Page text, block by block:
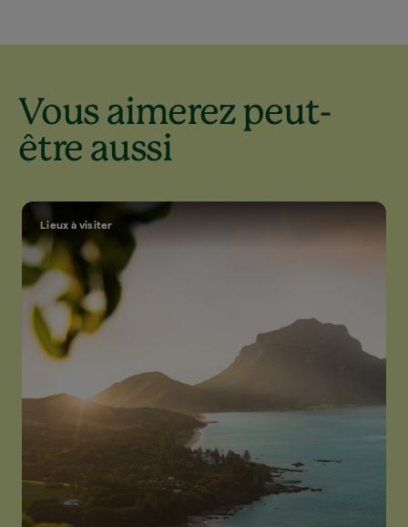
de...
Vous aimerez peut-
être aussi
Lieux à visiter